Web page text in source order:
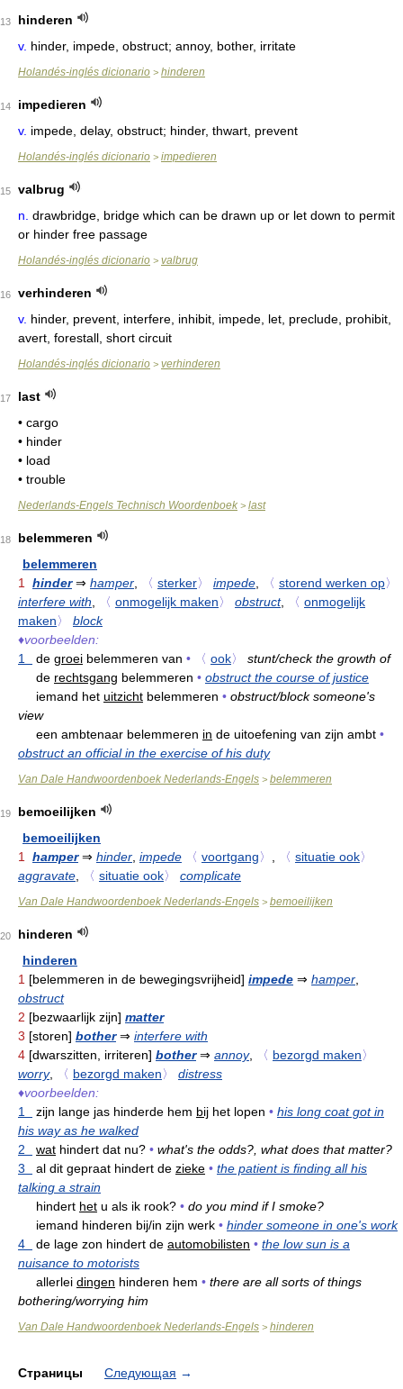
13
hinderen
v. hinder, impede, obstruct; annoy, bother, irritate
Holandés-inglés dicionario > hinderen
14
impedieren
v. impede, delay, obstruct; hinder, thwart, prevent
Holandés-inglés dicionario > impedieren
15
valbrug
n. drawbridge, bridge which can be drawn up or let down to permit
or hinder free passage
Holandés-inglés dicionario > valbrug
16
verhinderen
v. hinder, prevent, interfere, inhibit, impede, let, preclude, prohibit,
avert, forestall, short circuit
Holandés-inglés dicionario > verhinderen
17
last
• cargo
• hinder
• load
• trouble
Nederlands-Engels Technisch Woordenboek > last
18
belemmeren
belemmeren
1
hinder⇒ hamper 〈 sterker〉 impede 〈 storend werken op〉
interfere with
〈 onmogelijk maken〉 obstruct, 〈 onmogelijk
maken〉
block
♦voorbeelden:
1
de groei belemmeren van • 〈 ook〉
stunt/check the growth of
de rechtsgang belemmeren • obstruct the course of justice
iemand het uitzicht belemmeren • obstruct/block someone's
view
een ambtenaar belemmeren in de uitoefening van zijn ambt •
obstruct an official in the exercise of his duty
Van Dale Handwoordenboek Nederlands-Engels > belemmeren
19
bemoeilijken
bemoeilijken
1
hamper⇒ hinder impede 〈 voortgang〉 〈 situatie ook〉
aggravate
〈 situatie ook〉 complicate
Van Dale Handwoordenboek Nederlands-Engels > bemoeilijken
20
hinderen
hinderen
1 [belemmeren in de bewegingsvrijheid] impede ⇒ hamper
obstruct
2 [bezwaarlijk zijn] matter
3 [storen] bother⇒ interfere with
4 [dwarszitten, irriteren] bother⇒ annoy, 〈 bezorgd maken〉
worry, 〈 bezorgd maken〉
distress
♦voorbeelden:
1
zijn lange jas hinderde hem bij het lopen • his long coat got in
his way as he walked
2
wat hindert dat nu? • what's the odds?, what does that matter?
3
al dit gepraat hindert de zieke • the patient is finding all his
talking a strain
hindert het u als ik rook? • do you mind if I smoke?
iemand hinderen bij/in zijn werk • hinder someone in one's work
4
de lage zon hindert de automobilisten • the low sun is a
nuisance to motorists
allerlei dingen hinderen hem • there are all sorts of things
bothering/worrying him
Van Dale Handwoordenboek Nederlands-Engels > hinderen
Страницы Следующая →